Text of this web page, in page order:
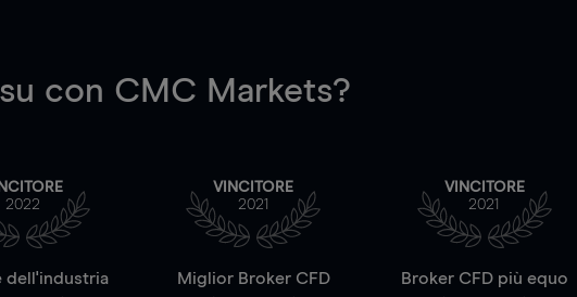
con CMC Markets?
2022
dell'industria
VINCITORE
2021
Miglior Broker CFD
VINCITORE
2021
Broker CFD più equo